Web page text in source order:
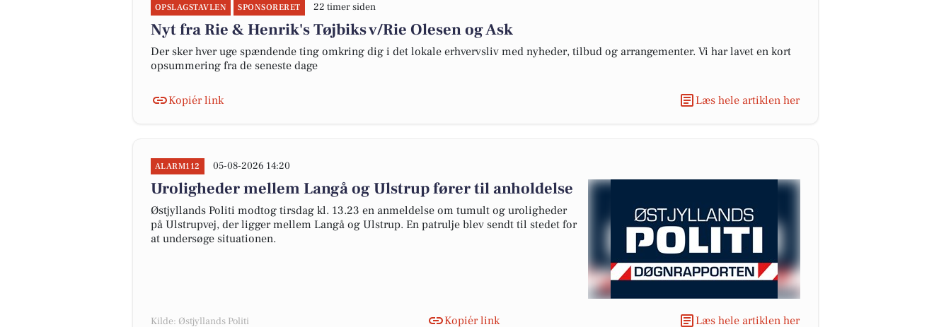
OPSLAGSTAVLEN SPONSORERET 22 timer siden
Nyt fra Rie & Henrik's Tøjbiks v/Rie Olesen og Ask
Der sker hver uge spændende ting omkring dig i det lokale erhvervsliv med nyheder, tilbud og arrangementer. Vi har lavet en kort
opsummering fra de seneste dage
Kopiér link Læs hele artiklen her
ALARM112 05-08-2026 14:20
Uroligheder mellem Langå og Ulstrup fører til anholdelse
Østjyllands Politi modtog tirsdag kl. 13.23 en anmeldelse om tumult og uroligheder
på Ulstrupvej, der ligger mellem Langå og Ulstrup. En patrulje blev sendt til stedet for
at undersøge situationen.
Kilde: Østjyllands Politi Kopiér link Læs hele artiklen her